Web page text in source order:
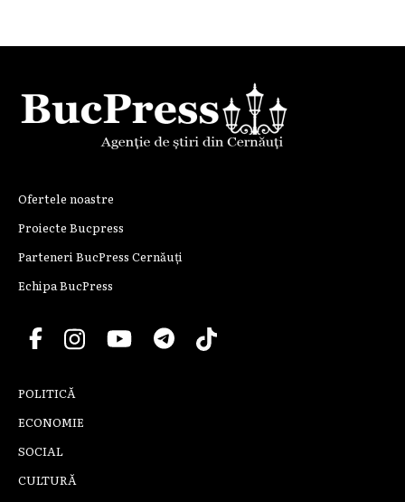
Ofertele noastre
Proiecte Bucpress
Parteneri BucPress Cernăuți
Echipa BucPress
POLITICĂ
ECONOMIE
SOCIAL
CULTURĂ